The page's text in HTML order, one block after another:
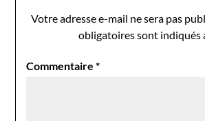
Votre adresse e-mail ne sera pas
obligatoires sont indiqués
Commentaire*